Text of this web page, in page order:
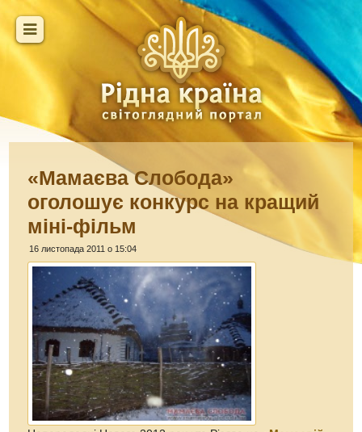
«Мамаєва Слобода»
оголошує конкурс на кращий
міні-фільм
16 листопада 2011 о 15:04